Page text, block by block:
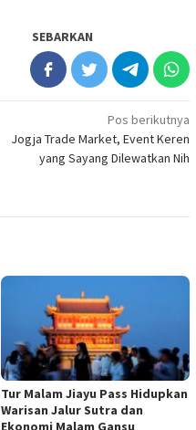
SEBARKAN
Pos berikutnya
Jogja Trade Market, Event Keren
yang Sayang Dilewatkan Nih
Tur Malam Jiayu Pass Hidupkan
Warisan Jalur Sutra dan